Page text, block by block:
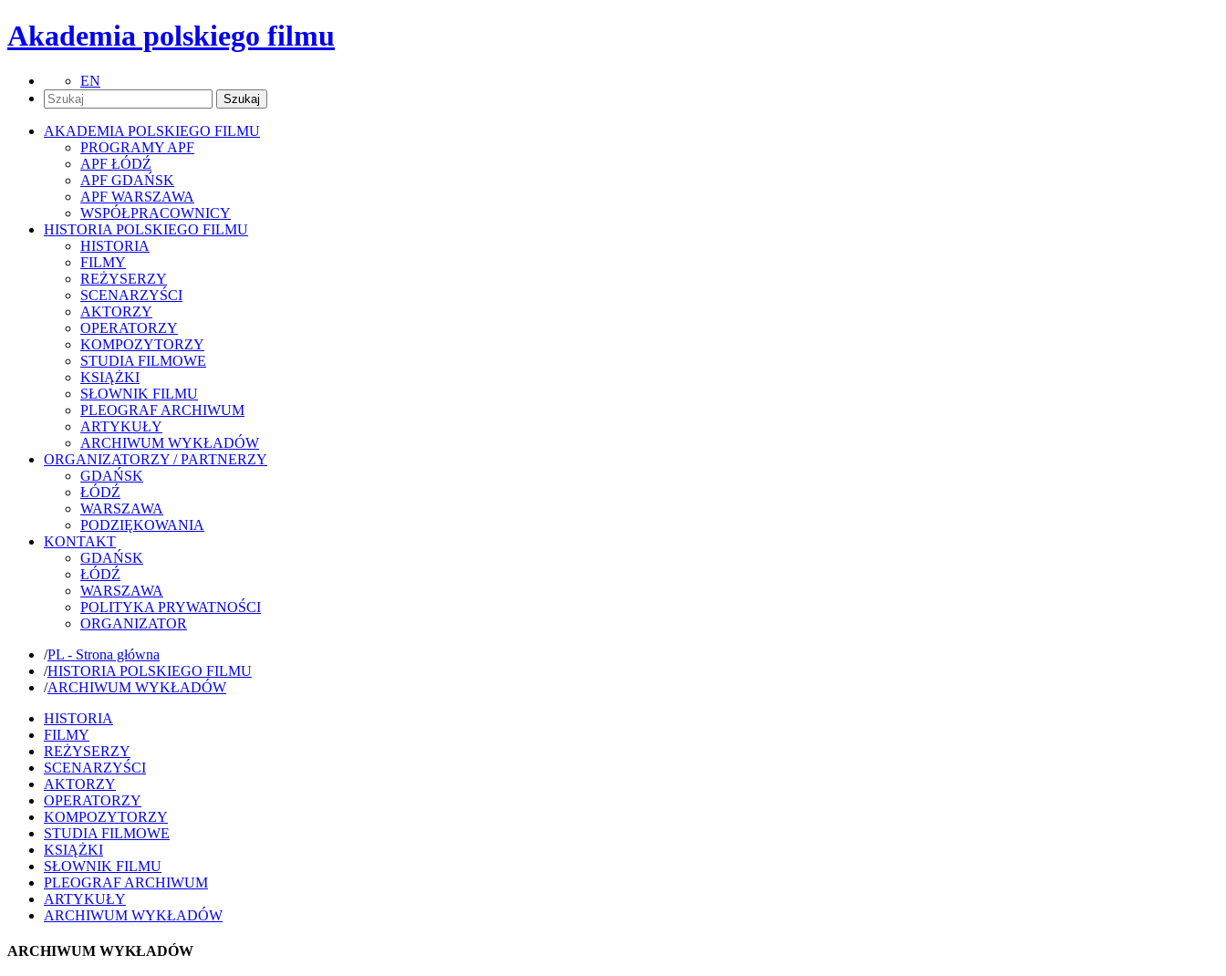
Akademia polskiego filmu
EN
AKADEMIA POLSKIEGO FILMU
PROGRAMY APF
APF ŁÓDŹ
APF GDAŃSK
APF WARSZAWA
WSPÓŁPRACOWNICY
HISTORIA POLSKIEGO FILMU
HISTORIA
FILMY
REŻYSERZY
SCENARZYŚCI
AKTORZY
OPERATORZY
KOMPOZYTORZY
STUDIA FILMOWE
KSIĄŻKI
SŁOWNIK FILMU
PLEOGRAF ARCHIWUM
ARTYKUŁY
ARCHIWUM WYKŁADÓW
ORGANIZATORZY / PARTNERZY
GDAŃSK
ŁÓDŹ
WARSZAWA
PODZIĘKOWANIA
KONTAKT
GDAŃSK
ŁÓDŹ
WARSZAWA
POLITYKA PRYWATNOŚCI
ORGANIZATOR
/PL - Strona główna
/HISTORIA POLSKIEGO FILMU
/ARCHIWUM WYKŁADÓW
HISTORIA
FILMY
REŻYSERZY
SCENARZYŚCI
AKTORZY
OPERATORZY
KOMPOZYTORZY
STUDIA FILMOWE
KSIĄŻKI
SŁOWNIK FILMU
PLEOGRAF ARCHIWUM
ARTYKUŁY
ARCHIWUM WYKŁADÓW
ARCHIWUM WYKŁADÓW